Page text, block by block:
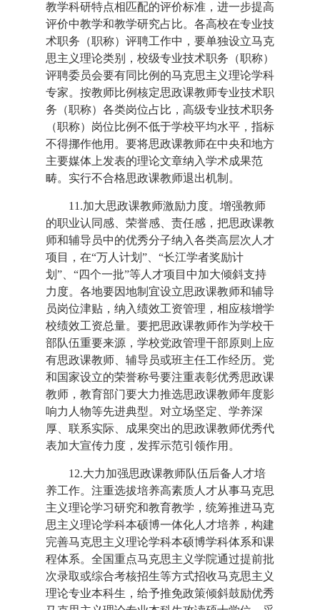
教学科研特点相匹配的评价标准，进一步提高
评价中教学和教学研究占比。各高校在专业技
术职务（职称）评聘工作中，要单独设立马克
思主义理论类别，校级专业技术职务（职称）
评聘委员会要有同比例的马克思主义理论学科
专家。按教师比例核定思政课教师专业技术职
务（职称）各类岗位占比，高级专业技术职务
（职称）岗位比例不低于学校平均水平，指标
不得挪作他用。要将思政课教师在中央和地方
主要媒体上发表的理论文章纳入学术成果范
畴。实行不合格思政课教师退出机制。
11.加大思政课教师激励力度。增强教师
的职业认同感、荣誉感、责任感，把思政课教
师和辅导员中的优秀分子纳入各类高层次人才
项目，在“万人计划”、“长江学者奖励计
划”、“四个一批”等人才项目中加大倾斜支持
力度。各地要因地制宜设立思政课教师和辅导
员岗位津贴，纳入绩效工资管理，相应核增学
校绩效工资总量。要把思政课教师作为学校干
部队伍重要来源，学校党政管理干部原则上应
有思政课教师、辅导员或班主任工作经历。党
和国家设立的荣誉称号要注重表彰优秀思政课
教师，教育部门要大力推选思政课教师年度影
响力人物等先进典型。对立场坚定、学养深
厚、联系实际、成果突出的思政课教师优秀代
表加大宣传力度，发挥示范引领作用。
12.大力加强思政课教师队伍后备人才培
养工作。注重选拔培养高素质人才从事马克思
主义理论学习研究和教育教学，统筹推进马克
思主义理论学科本硕博一体化人才培养，构建
完善马克思主义理论学科本硕博学科体系和课
程体系。全国重点马克思主义学院通过提前批
次录取或综合考核招生等方式招收马克思主义
理论专业本科生，给予推免政策倾斜鼓励优秀